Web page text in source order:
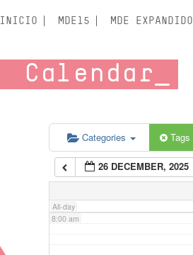
INICIO MDE15 MDE EXPANDIDO
Calendar
Categories Tags
26 DECEMBER, 2025
All-day
5:00 am
6:00 am
7:00 am
8:00 am